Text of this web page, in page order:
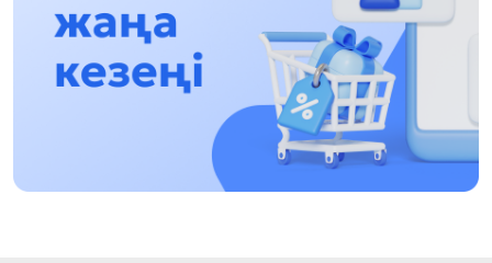
Алматы түрмесіне ауыстыруы мүмкін
16:15, 27 Шілде 2026
Өскенбай Құлатайұлы: Руханиятқа қызмет
17:46, 26 Шілде 2026